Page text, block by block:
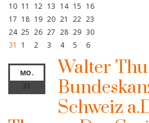
10 11 12 13 14 15 16
17 18 19 20 21 22 23
24 25 26 27 28 29 30
31
1 2 3 4 5 6
MO.
31
Walter
Schweiz